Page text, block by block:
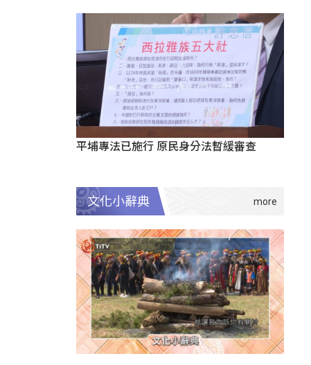
平埔專法已施行 原民身分法暫緩審查
文化小辭典